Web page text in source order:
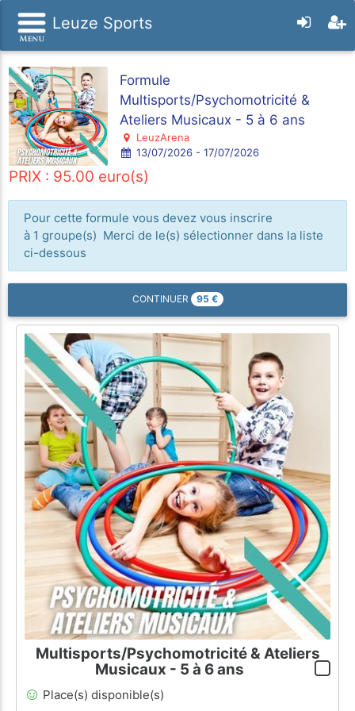
Leuze Sports
Formule
Multisports/Psychomotricité &
Ateliers Musicaux - 5 à 6 ans
LeuzArena
13/07/2026 - 17/07/2026
PRIX : 95.00 euro(s)
Pour cette formule vous devez vous inscrire
à 1 groupe(s) Merci de le(s) sélectionner dans la liste
ci-dessous
CONTINUER 95 €
Multisports/Psychomotricité & Ateliers
Musicaux - 5 à 6 ans
Place(s) disponible(s)